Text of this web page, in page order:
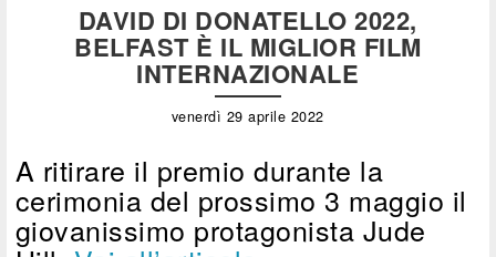
DAVID DI DONATELLO 2022,
BELFAST È IL MIGLIOR FILM
INTERNAZIONALE
venerdì 29 aprile 2022
A ritirare il premio durante la
cerimonia del prossimo 3 maggio il
giovanissimo protagonista Jude